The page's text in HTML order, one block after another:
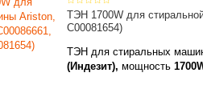
ТЭН 1700W для
C00081654)
ТЭН для стиральных ма
(Индезит), мощность